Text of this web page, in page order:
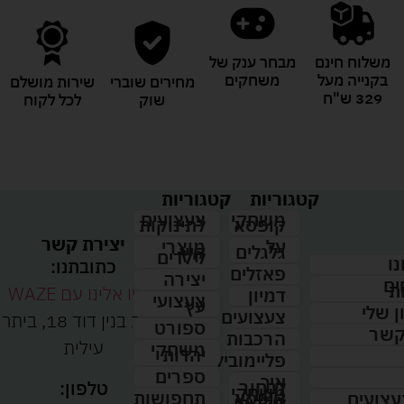
משלוח חינם
בקנייה מעל
329 ש"ח
מבחר ענק של
משחקים
מחירים שוברי
שוק
שירות מושלם
לכל לקוח
שלי
קשר
קטגוריות
משחקי
קופסא
על
גלגלים
פאזלים
דמיון
צעצועים
הרכבות
פליימוביל
איך
לבחור
משחקי
קופסא
קטגוריות
צעצועים
לתינוקות
מוצרי
קיץ
לילדים
יצירה
צעצועי
עץ
ספורט
משחקי
יהדות
ספרים
תחפושות
יצירת קשר
כתובתנו:
נווטו אלינו עם WAZE
רחוב בנין דוד 18, ביתר
עילית
טלפון: